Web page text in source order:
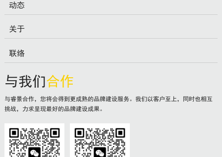
动态
关于
联络
与我们合作
与睿景合作，您将会得到更成熟的品牌建设服务。我们以客户至上，同时也相互
挑战，力求呈现最好的品牌建设成果。